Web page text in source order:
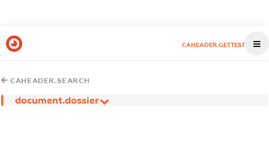
CAHEADER.GETTEST
CAHEADER.SEARCH
document.dossier